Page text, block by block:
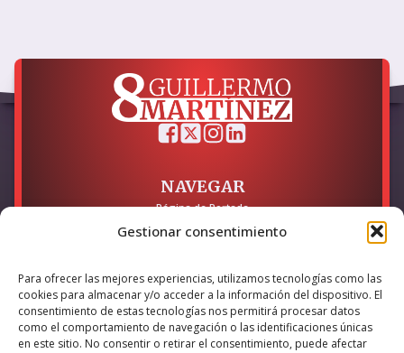
Gestionar consentimiento
Para ofrecer las mejores experiencias, utilizamos tecnologías como las
cookies para almacenar y/o acceder a la información del dispositivo. El
consentimiento de estas tecnologías nos permitirá procesar datos
como el comportamiento de navegación o las identificaciones únicas
en este sitio. No consentir o retirar el consentimiento, puede afectar
NAVEGAR
Página de Portada
LEGAL
Política de Privacidad
Política de Cookies
Accesibilidad